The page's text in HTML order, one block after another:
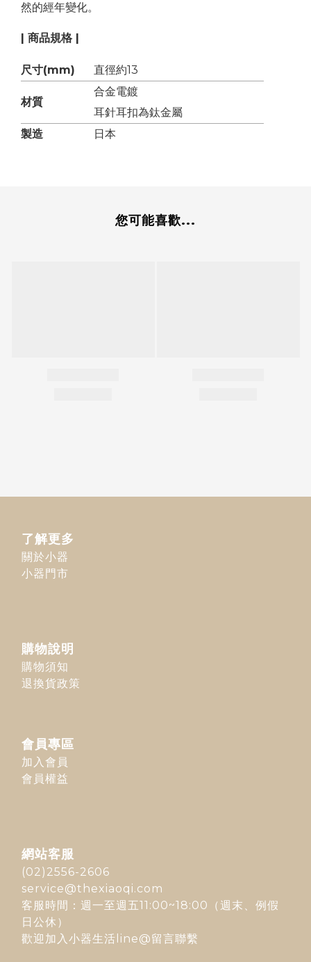
然的經年變化。
| 商品規格 |
尺寸(mm) 直徑約13
材質
合金電鍍
耳針耳扣為鈦金屬
製造
日本
您可能喜歡...
了解更多
關於小器
小器門市
購物說明
購物須知
退換貨政策
會員專區
加入會員
會員權益
網站客服
(02)2556-2606
service@thexiaoqi.com
客服時間：週一至週五11:00~18:00（週末、例假
日公休）
歡迎加入 小器生活line@留言聯繫